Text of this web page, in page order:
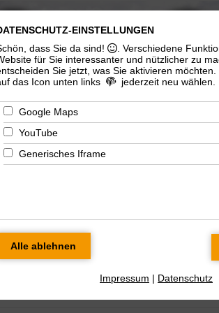
Katholische
Gemeinde "St.
Marien"
Kirchenmusik Ökumenisches
EINSTELLUNGEN
dass Sie da sind!
. Verschiedene
für Sie interessanter und nützlicher zu
Sie jetzt, was Sie aktivieren
das Icon unten links
jederzeit neu wählen.
Google Maps
YouTube
Generisches Iframe
Impressum | Datenschutz